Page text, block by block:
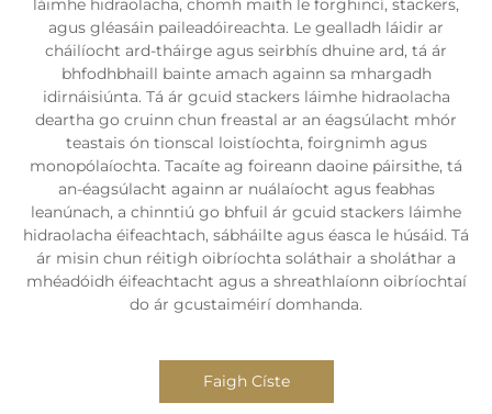
láimhe hidraolacha, chomh maith le forghincí, stackers,
agus gléasáin paileadóireachta. Le gealladh láidir ar
cháilíocht ard-tháirge agus seirbhís dhuine ard, tá ár
bhfodhbhaill bainte amach againn sa mhargadh
idirnáisiúnta. Tá ár gcuid stackers láimhe hidraolacha
deartha go cruinn chun freastal ar an éagsúlacht mhór
teastais ón tionscal loistíochta, foirgnimh agus
monopólaíochta. Tacaíte ag foireann daoine páirsithe, tá
an-éagsúlacht againn ar nuálaíocht agus feabhas
leanúnach, a chinntiú go bhfuil ár gcuid stackers láimhe
hidraolacha éifeachtach, sábháilte agus éasca le húsáid. Tá
ár misin chun réitigh oibríochta soláthair a sholáthar a
mhéadóidh éifeachtacht agus a shreathlaíonn oibríochtaí
do ár gcustaiméirí domhanda.
Faigh Císte